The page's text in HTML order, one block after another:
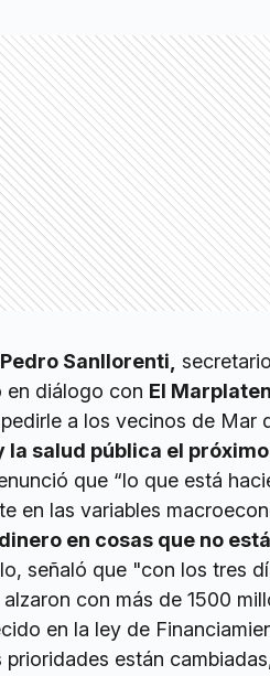
Pedro Sanllorenti,
en diálogo con El
a los vecinos de Mar
la salud pública el
que “lo que está
en las variables
en cosas que no
señaló que "con los tres
alzaron con más de 1500
en la ley de
prioridades están